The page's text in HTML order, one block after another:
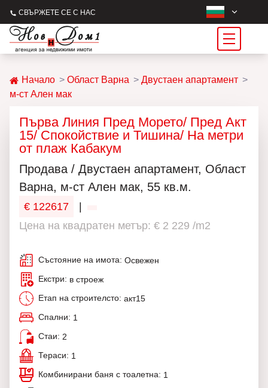
СВЪРЖЕТЕ СЕ С НАС
Начало Област Варна
Двустаен апартамент
м-ст Ален мак
Първа Линия Пред Морето/ Пред Акт
15/ Спокойствие и Тишина/ На метри
от плаж Кабакум
Продава / Двустаен апартамент, Област
Варна, м-ст Ален мак, 55 кв.м.
€ 122617
Цена на квадратен метър: € 2 229 /m2
Състояние на имота: Освежен
Екстри: в строеж
Етап на строителсто: акт15
Спални: 1
Стаи: 2
Тераси: 1
Комбинирани баня с тоалетна: 1